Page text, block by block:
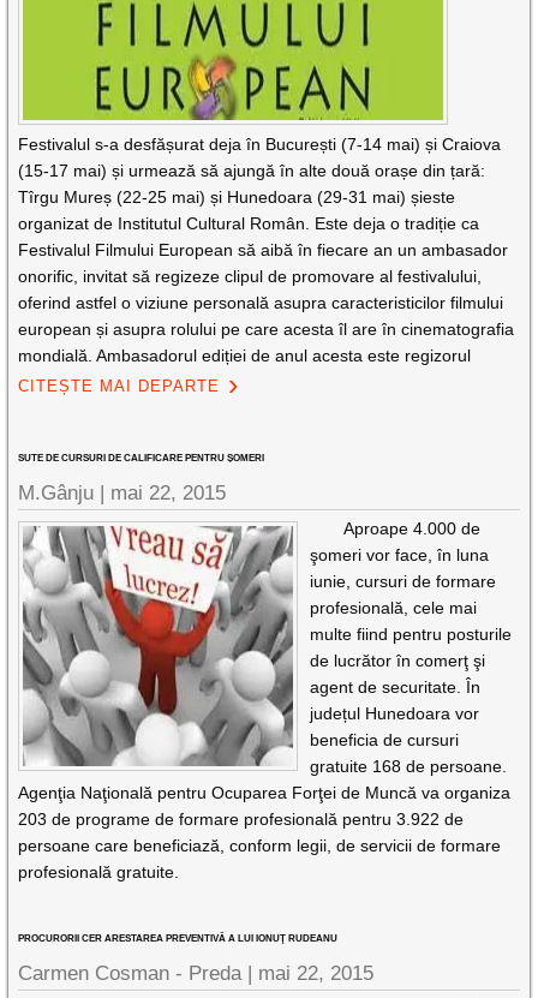
Festivalul s-a desfășurat deja în București (7-14 mai) și Craiova
(15-17 mai) și urmează să ajungă în alte două orașe din țară:
Tîrgu Mureș (22-25 mai) și Hunedoara (29-31 mai) șieste
organizat de Institutul Cultural Român. Este deja o tradiție ca
Festivalul Filmului European să aibă în fiecare an un ambasador
onorific, invitat să regizeze clipul de promovare al festivalului,
oferind astfel o viziune personală asupra caracteristicilor filmului
european și asupra rolului pe care acesta îl are în cinematografia
mondială. Ambasadorul ediției de anul acesta este regizorul
CITEȘTE MAI DEPARTE
SUTE DE CURSURI DE CALIFICARE PENTRU ȘOMERI
M.Gânju | mai 22, 2015
Aproape 4.000 de
şomeri vor face, în luna
iunie, cursuri de formare
profesională, cele mai
multe fiind pentru posturile
de lucrător în comerţ şi
agent de securitate. În
județul Hunedoara vor
beneficia de cursuri
gratuite 168 de persoane.
Agenţia Naţională pentru Ocuparea Forţei de Muncă va organiza
203 de programe de formare profesională pentru 3.922 de
persoane care beneficiază, conform legii, de servicii de formare
profesională gratuite.
PROCURORII CER ARESTAREA PREVENTIVĂ A LUI IONUŢ RUDEANU
Carmen Cosman - Preda | mai 22, 2015